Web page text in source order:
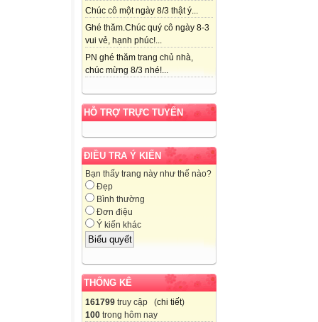
Chúc cô một ngày 8/3 thật ý...
Ghé thăm.Chúc quý cô ngày 8-3
vui vẻ, hạnh phúc!...
PN ghé thăm trang chủ nhà,
chúc mừng 8/3 nhé!...
HỖ TRỢ TRỰC TUYẾN
ĐIỀU TRA Ý KIẾN
Bạn thấy trang này như thế nào?
Đẹp
Bình thường
Đơn điệu
Ý kiến khác
THỐNG KÊ
161799 truy cập (chi tiết)
100 trong hôm nay